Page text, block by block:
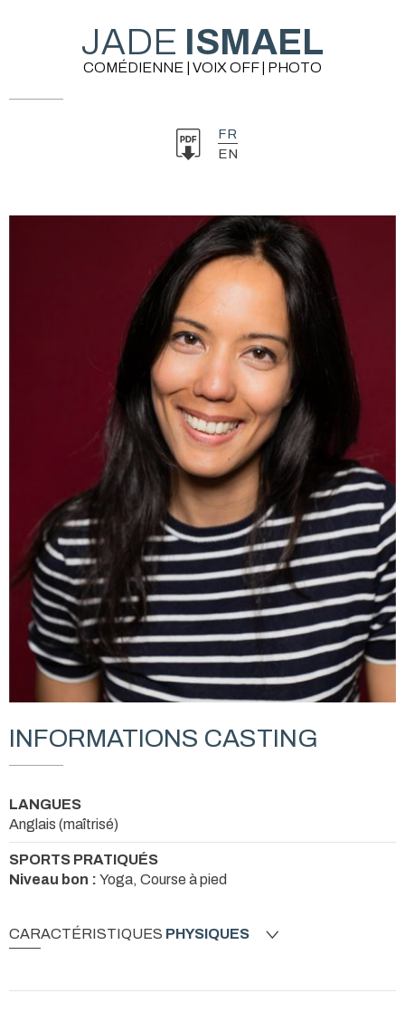
JADE ISMAEL
COMÉDIENNE | VOIX OFF | PHOTO
FR
EN
INFORMATIONS CASTING
LANGUES
Anglais (maîtrisé)
SPORTS PRATIQUÉS
Niveau bon : Yoga, Course à pied
CARACTÉRISTIQUES PHYSIQUES